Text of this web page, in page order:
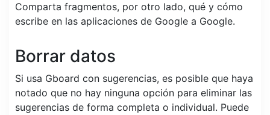
Comparta fragmentos, por otro lado, qué y cómo
escribe en las aplicaciones de Google a Google.
Borrar datos
Si usa Gboard con sugerencias, es posible que haya
notado que no hay ninguna opción para eliminar las
sugerencias de forma completa o individual. Puede